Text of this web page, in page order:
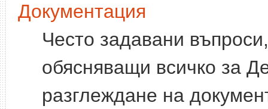
Документация
Често задавани
обясняващи всичко за
разглеждане на